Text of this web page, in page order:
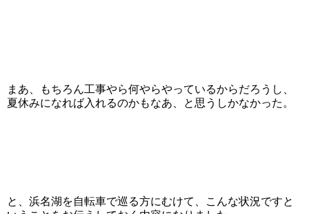
まあ、もちろん工事やら何やらやっているからだろうし、
夏休みになれば入れるのかもなあ、と思うしかなかった。
と、浜名湖を自転車で巡る方にむけて、こんな状況ですと